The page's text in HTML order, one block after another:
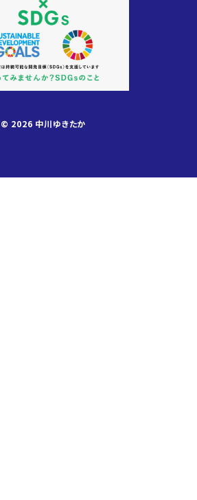
© 2026 中川ゆきたか